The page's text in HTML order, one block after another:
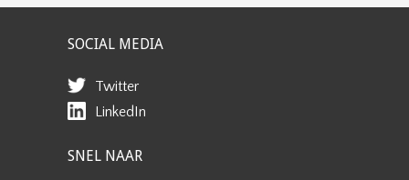
SOCIAL MEDIA
Twitter
LinkedIn
SNEL NAAR